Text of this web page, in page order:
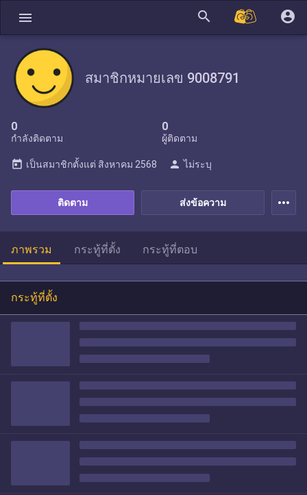
menu search account_circle
สมาชิกหมายเลข 9008791
0
กำลังติดตาม
0
ผู้ติดตาม
ส่งข้อความ
ติดตาม
today เป็นสมาชิกตั้งแต่ สิงหาคม 2568 person ไม่ระบุ
more_horiz
ภาพรวม กระทู้ที่ตั้ง กระทู้ที่ตอบ
กระทู้ที่ตั้ง